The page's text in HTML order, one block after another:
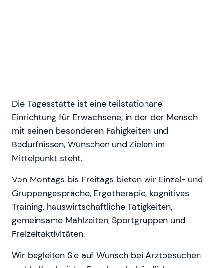
Die Tagesstätte ist eine teilstationäre
Einrichtung für Erwachsene, in der der Mensch
mit seinen besonderen Fähigkeiten und
Bedürfnissen, Wünschen und Zielen im
Mittelpunkt steht.
Von Montags bis Freitags bieten wir Einzel- und
Gruppengespräche, Ergotherapie, kognitives
Training, hauswirtschaftliche Tätigkeiten,
gemeinsame Mahlzeiten, Sportgruppen und
Freizeitaktivitäten.
Wir begleiten Sie auf Wunsch bei Arztbesuchen